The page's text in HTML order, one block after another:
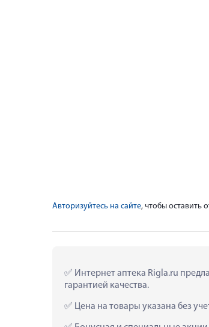
Авторизуйтесь на сайте, чтобы оставить
Интернет аптека Rigla.ru
гарантией качества.
Цена на товары указана без